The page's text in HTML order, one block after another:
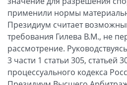
применили нормы
Президиум считает
требования Гилева В.М., не
рассмотрение.
3 части 1 статьи 305, статьей
процессуального кодекса